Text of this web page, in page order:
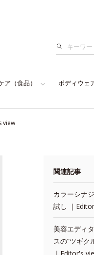
検
ア（食品） ボディウェ
view
関連記事
カラーシナ
試し ｜
美容エディ
スの“ツギク